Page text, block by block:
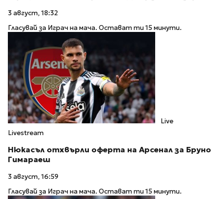
3 август, 18:32
Гласувай за Играч на мача. Остават ти 15 минути.
Live
Livestream
Нюкасъл отхвърли оферта на Арсенал за Бруно
Гимараеш
3 август, 16:59
Гласувай за Играч на мача. Остават ти 15 минути.